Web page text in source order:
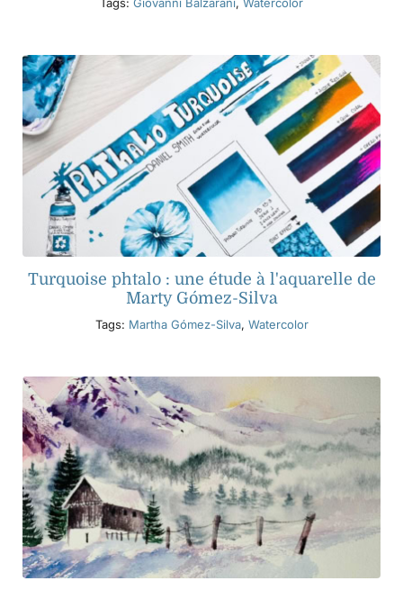
Turquoise phtalo : une étude à l'aquarelle de
Marty Gómez-Silva
Tags: Martha Gómez-Silva, Watercolor